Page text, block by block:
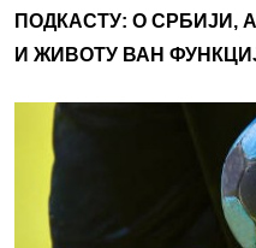
ПОДКАСТУ: О СРБИЈИ,
И ЖИВОТУ ВАН